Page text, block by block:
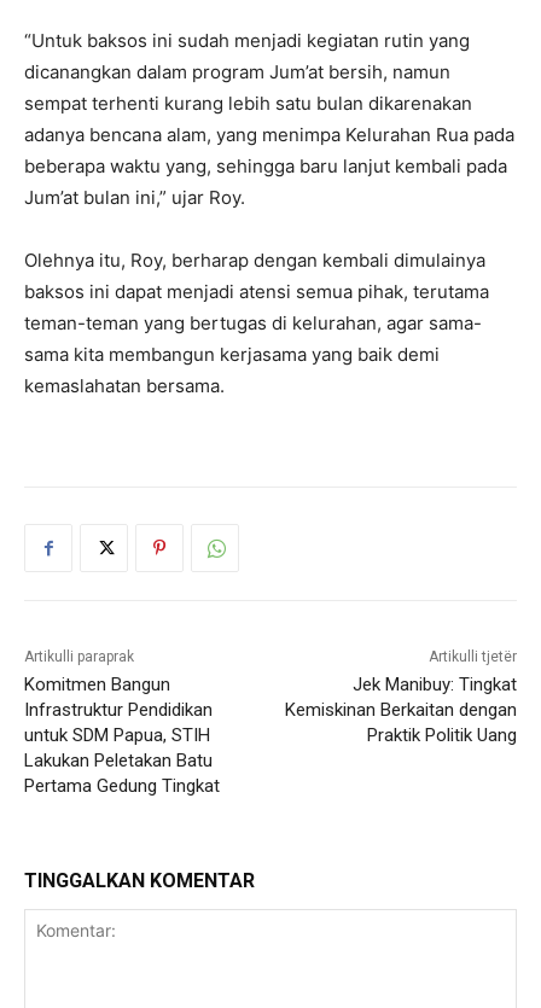
“Untuk baksos ini sudah menjadi kegiatan rutin yang
dicanangkan dalam program Jum’at bersih, namun
sempat terhenti kurang lebih satu bulan dikarenakan
adanya bencana alam, yang menimpa Kelurahan Rua pada
beberapa waktu yang, sehingga baru lanjut kembali pada
Jum’at bulan ini,” ujar Roy.
Olehnya itu, Roy, berharap dengan kembali dimulainya
baksos ini dapat menjadi atensi semua pihak, terutama
teman-teman yang bertugas di kelurahan, agar sama-
sama kita membangun kerjasama yang baik demi
kemaslahatan bersama.
Artikulli paraprak
Komitmen Bangun
Infrastruktur Pendidikan
untuk SDM Papua, STIH
Lakukan Peletakan Batu
Pertama Gedung Tingkat
Artikulli tjetër
Jek Manibuy: Tingkat
Kemiskinan Berkaitan dengan
Praktik Politik Uang
TINGGALKAN KOMENTAR